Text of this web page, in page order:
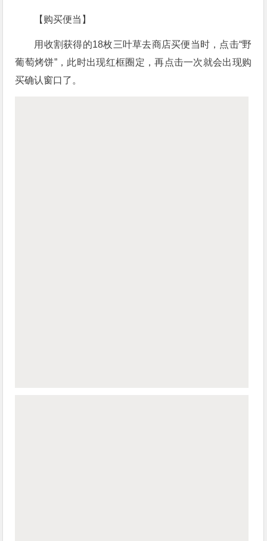
【购买便当】
用收割获得的18枚三叶草去商店买便当时，点击“野
葡萄烤饼”，此时出现红框圈定，再点击一次就会出现购
买确认窗口了。